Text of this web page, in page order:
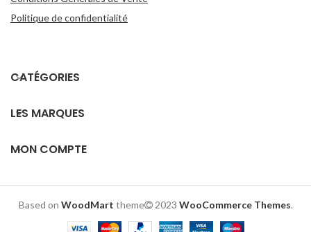
Politique de confidentialité
CATÉGORIES
LES MARQUES
MON COMPTE
Based on WoodMart theme 2023 WooCommerce Themes.